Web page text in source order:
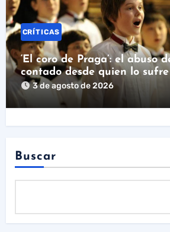
CRÍTICAS
‘El coro de Praga’: el abuso
contado desde quien lo sufre
3 de agosto de 2026
Buscar